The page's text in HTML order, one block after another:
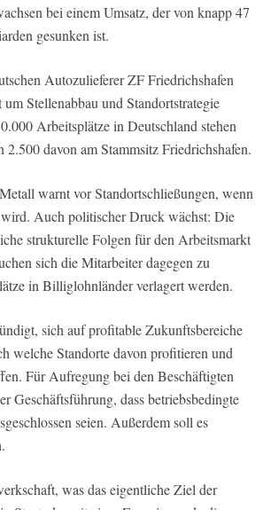
bei einem Umsatz, der von knapp 47
gesunken ist.
Autozulieferer ZF Friedrichshafen
Stellenabbau und Standortstrategie
Arbeitsplätze in Deutschland stehen
davon am Stammsitz Friedrichshafen.
warnt vor Standortschließungen, wenn
Auch politischer Druck wächst: Die
strukturelle Folgen für den Arbeitsmarkt
sich die Mitarbeiter dagegen zu
in Billiglohnländer verlagert werden.
sich auf profitable Zukunftsbereiche
welche Standorte davon profitieren und
Für Aufregung bei den Beschäftigten
Geschäftsführung, dass betriebsbedingte
seien. Außerdem soll es
was das eigentliche Ziel der